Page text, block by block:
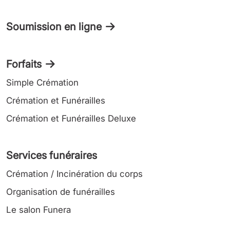
Forfaits
Simple Crémation
Crémation et Funérailles
Crémation et Funérailles Deluxe
Soumission en ligne
Services funéraires
Crémation / Incinération du corps
Organisation de funérailles
Le salon Funera